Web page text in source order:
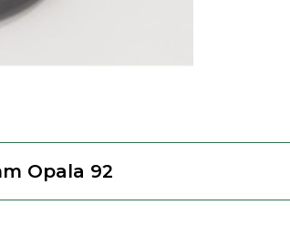
Opala 92